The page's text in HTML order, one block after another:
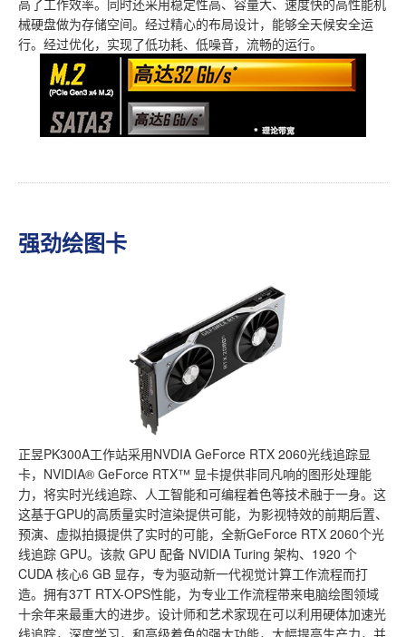
械硬盘做为存储空间。经过精心的布局设计，能够全天候安全运
行。经过优化，实现了低功耗、低噪音，流畅的运行。
强劲绘图卡
正昱PK300A工作站采用NVDIA GeForce RTX 2060光线追踪显
卡，NVIDIA® GeForce RTX™ 显卡提供非同凡响的图形处理能
力，将实时光线追踪、人工智能和可编程着色等技术融于一身。这
这基于GPU的高质量实时渲染提供可能，为影视特效的前期后置、
预演、虚拟拍摄提供了实时的可能，全新GeForce RTX 2060个光
线追踪 GPU。该款 GPU 配备 NVIDIA Turing 架构、1920 个
CUDA 核心6 GB 显存，专为驱动新一代视觉计算工作流程而打
造。拥有37T RTX-OPS性能，为专业工作流程带来电脑绘图领域
十余年来最重大的进步。设计师和艺术家现在可以利用硬体加速光
线追踪，深度学习，和高级着色的强大功能，大幅提高生产力，并